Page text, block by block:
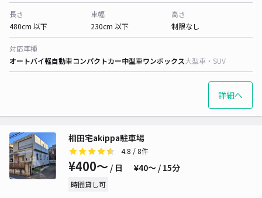
長さ
480cm 以下
車幅
230cm 以下
高さ
制限なし
対応車種
オートバイ軽自動車コンパクトカー中型車ワンボックス大型車・SUV
詳細へ
相田宅akippa駐車場
4.8 / 8件
¥400〜 / 日 ¥40〜 / 15分
時間貸し可